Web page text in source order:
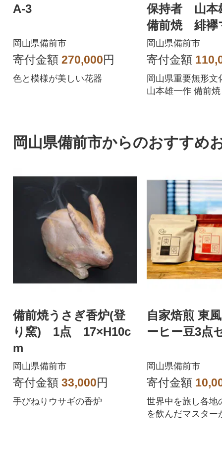
A-3
岡山県備前市
寄付金額 270,000円
色と模様が美しい花器
保持者 山
備前焼 緋襷
プ 桐箱入
岡山県備前市
寄付金額
岡山県重要無形文
山本雄一作 備前
岡山県備前市からのおすすめ
備前焼うさぎ香炉(登
り窯) 1点 17×H10c
m
岡山県備前市
寄付金額 33,000円
手びねりウサギの香炉
自家焙煎 東
ーヒー豆3点
岡山県備前市
寄付金額
世界中を旅し各地
を飲んだマスター